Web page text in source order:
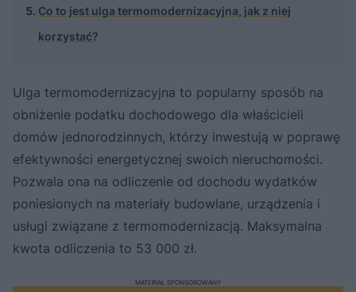
Co to jest ulga termomodernizacyjna, jak z niej
korzystać?
Ulga termomodernizacyjna to popularny sposób na
obniżenie podatku dochodowego dla właścicieli
domów jednorodzinnych, którzy inwestują w poprawę
efektywności energetycznej swoich nieruchomości.
Pozwala ona na odliczenie od dochodu wydatków
poniesionych na materiały budowlane, urządzenia i
usługi związane z termomodernizacją. Maksymalna
kwota odliczenia to 53 000 zł.
MATERIAŁ SPONSOROWANY